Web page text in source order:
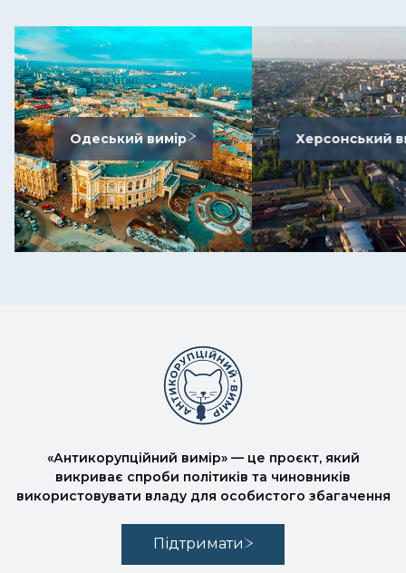
Одеський вимір Херсонський
«Антикорупційний вимір» — це проєкт, який
викриває спроби політиків та чиновників
використовувати владу для особистого збагачення
Підтримати